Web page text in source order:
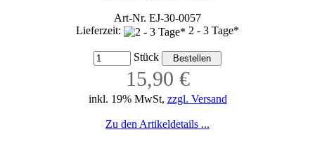
Art-Nr. EJ-30-0057
Lieferzeit:
2 - 3 Tage*
Stück
15,90 €
inkl. 19% MwSt, zzgl. Versand
Zu den Artikeldetails ...